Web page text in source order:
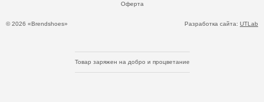
© 2026 «Brendshoes»
Оферта
Разработка сайта: UTLab
Товар заряжен на добро и процветание